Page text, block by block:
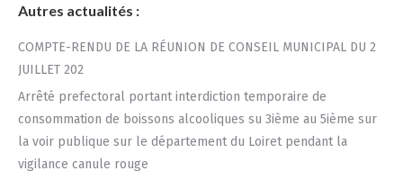
Autres actualités :
COMPTE-RENDU DE LA RÉUNION DE CONSEIL MUNICIPAL DU 2
JUILLET 202
Arrêté prefectoral portant interdiction temporaire de
consommation de boissons alcooliques su 3ième au 5ième sur
la voir publique sur le département du Loiret pendant la
vigilance canule rouge